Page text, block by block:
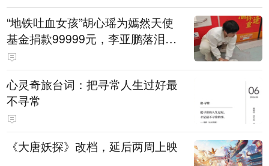
“地铁吐血女孩”胡心瑶为嫣然天使
基金捐款99999元，李亚鹏落泪感
谢：我个人向她捐赠99999元，也
向其病友之家捐赠99999元
心灵奇旅台词：把寻常人生过好最
不寻常
《大唐妖探》改档，延后两周上映